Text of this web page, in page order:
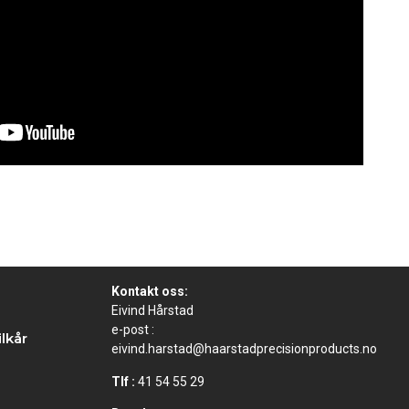
Kontakt oss:
Eivind Hårstad
e-post :
eivind.harstad@haarstadprecisionproducts.no
Tlf : 41 54 55 29